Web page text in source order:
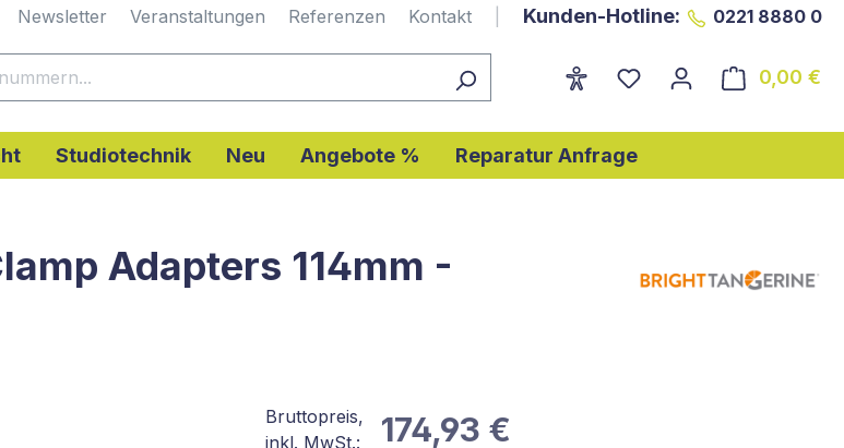
Newsletter Veranstaltungen Referenzen Kontakt Kunden-Hotline: 0221 8880 0
0,00 €
Studiotechnik Neu Angebote % Reparatur Anfrage
Adapters 114mm -
Bruttopreis,
inkl. MwSt.:
174,93 €